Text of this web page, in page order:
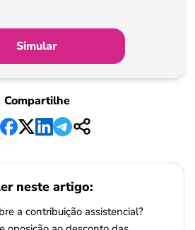
Simular
Compartilhe
neste artigo:
a contribuição assistencial?